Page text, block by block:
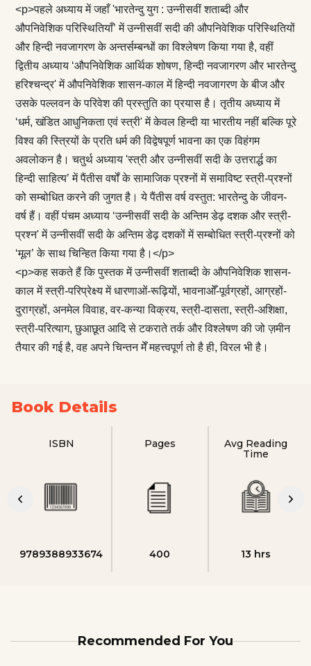
<p>पहले अध्याय में जहाँ 'भारतेन्दु युग : उन्नीसवीं शताब्दी और
औपनिवेशिक परिस्थितियाँ’ में उन्नीसवीं सदी की औपनिवेशिक परिस्थितियों
और हिन्दी नवजागरण के अन्तर्सम्बन्धों का विश्लेषण किया गया है, वहीं
द्वितीय अध्याय ‘औपनिवेशिक आर्थिक शोषण, हिन्दी नवजागरण और भारतेन्दु
हरिश्चन्द्र' में औपनिवेशिक शासन-काल में हिन्दी नवजागरण के बीज और
उसके पल्लवन के परिवेश की प्रस्तुति का प्रयास है। तृतीय अध्याय में
‘धर्म, खंडित आधुनिकता एवं स्त्री' में केवल हिन्दी या भारतीय नहीं बल्कि पूरे
विश्व की स्त्रियों के प्रति धर्म की विद्वेषपूर्ण भावना का एक विहंगम
अवलोकन है। चतुर्थ अध्याय 'स्त्री और उन्नीसवीं सदी के उत्तरार्द्ध का
हिन्दी साहित्य’ में पैंतीस वर्षों के सामाजिक प्रश्नों में समाविष्ट स्त्री-प्रश्नों
को सम्‍बोधित करने की जुगत है। ये पैंतीस वर्ष वस्तुत: भारतेन्दु के जीवन-
वर्ष हैं। वहीं पंचम अध्याय ‘उन्नीसवीं सदी के अन्तिम डेढ़ दशक और स्त्री-
प्रश्न' में उन्नीसवीं सदी के अन्तिम डेढ़ दशकों में सम्‍बोधित स्त्री-प्रश्नों को
‘मूल’ के साथ चिन्हित किया गया है।</p>
<p>कह सकते हैं कि पुस्तक में उन्नीसवीं शताब्दी के औपनिवेशिक शासन-
काल में स्त्री-परिप्रेक्ष्य में धारणाओं-रूढ़‍ियों, भावनाओँ-पूर्वग्रहों, आग्रहों-
दुराग्रहों, अनमेल विवाह, वर-कन्या विक्रय, स्त्री-दासता, स्त्री-अशिक्षा,
स्त्री-परित्याग, छुआछूत आदि से टकराते तर्क और विश्लेषण की जो ज़मीन
तैयार की गई है, वह अपने चिन्तन मेँ महत्त्वपूर्ण तो है ही, विरल भी है।
Book Details
ISBN
9789388933674
Pages
400
Avg Reading
Time
13 hrs
Recommended For You